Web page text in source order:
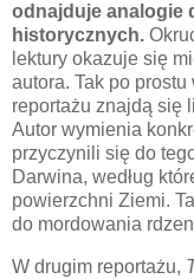
odnajduje analogie
historycznych.
lektury okazuje się
autora. Tak po
reportażu znajdą się
Autor wymienia
przyczynili się do
Darwina, według
powierzchni Ziemi.
do mordowania
W drugim reportażu,